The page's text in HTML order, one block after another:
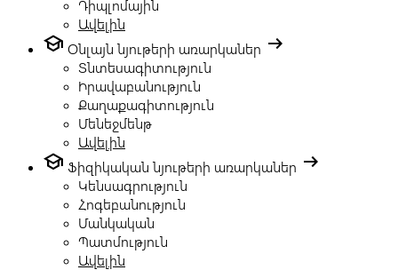
Դիպլոմային
Ավելին
school Օնլայն նյութերի առարկաներ arrow_right_alt
Տնտեսագիտություն
Իրավաբանություն
Քաղաքագիտություն
Մենեջմենթ
Ավելին
school Ֆիզիկական նյութերի առարկաներ arrow_right_alt
Կենսագրություն
Հոգեբանություն
Մանկական
Պատմություն
Ավելին